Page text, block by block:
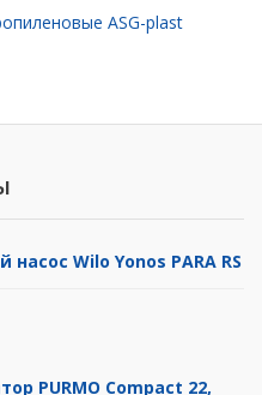
ASG-plast
Wilo Yonos PARA RS
PURMO Compact 22,